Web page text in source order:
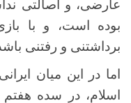
عارضی، و اصالتی
بوده است، و با
برداشتنی و رفتنی
اما در این میان
اسلام، در سده هفتم